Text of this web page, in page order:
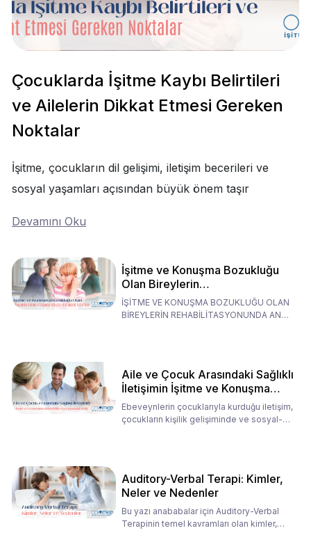
Çocuklarda İşitme Kaybı Belirtileri
ve Ailelerin Dikkat Etmesi Gereken
Noktalar
İşitme, çocukların dil gelişimi, iletişim becerileri ve
sosyal yaşamları açısından büyük önem taşır
Devamını Oku
İşitme ve Konuşma Bozukluğu
Olan Bireylerin
Rehabilitasyonunda Ana
Babaların Tutumları
İŞİTME VE KONUŞMA BOZUKLUĞU OLAN
BİREYLERİN REHABİLİTASYONUNDA ANA
Aile ve Çocuk Arasındaki Sağlıklı
İletişimin İşitme ve Konuşma
Rehabilitasyonundaki Rolü
Ebeveynlerin çocuklarıyla kurduğu iletişim,
çocukların kişilik gelişiminde ve sosyal-
Auditory-Verbal Terapi: Kimler,
Neler ve Nedenler
Bu yazı anababalar için Auditory-Verbal
Terapinin temel kavramları olan kimler,